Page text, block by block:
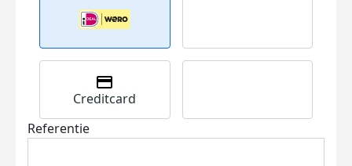
Creditcard
Referentie